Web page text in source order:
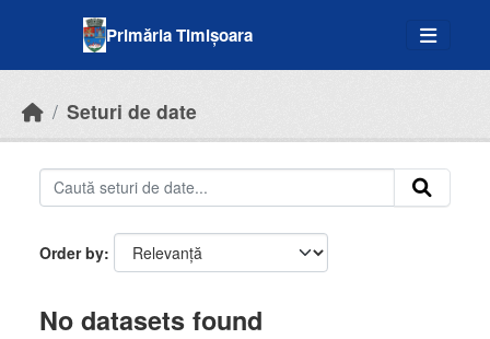
Primăria Timișoara
Seturi de date
Order by
No datasets found